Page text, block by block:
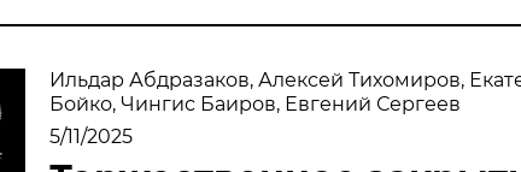
Ильдар Абдразаков, Алексей Тихомиров,
Бойко, Чингис Баиров, Евгений Сергеев
5/11/2025